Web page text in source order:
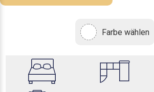
Farbe wählen